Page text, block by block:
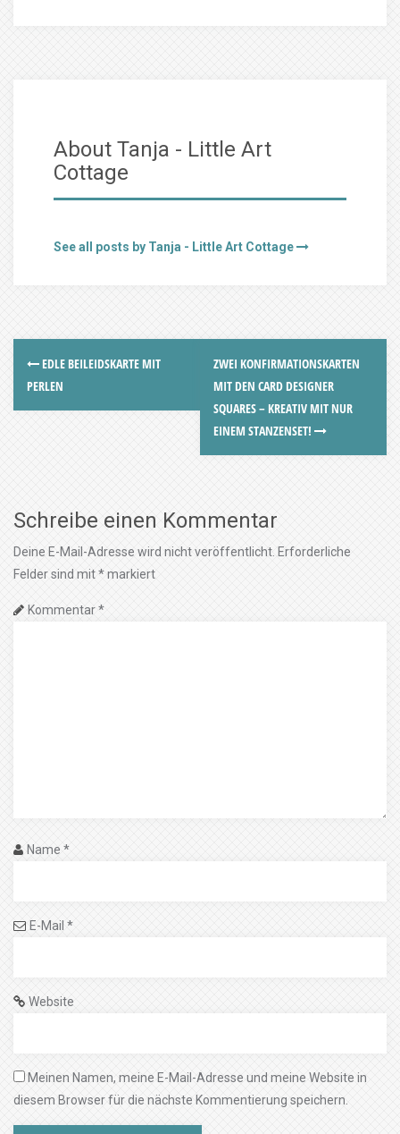
About Tanja - Little Art
Cottage
See all posts by Tanja - Little Art Cottage
EDLE BEILEIDSKARTE MIT
PERLEN
ZWEI KONFIRMATIONSKARTEN
MIT DEN CARD DESIGNER
SQUARES – KREATIV MIT NUR
EINEM STANZENSET!
Schreibe einen Kommentar
Deine E-Mail-Adresse wird nicht veröffentlicht. Erforderliche
Felder sind mit*markiert
Kommentar*
Name *
E-Mail *
Website
Meinen Namen, meine E-Mail-Adresse und meine Website in
diesem Browser für die nächste Kommentierung speichern.